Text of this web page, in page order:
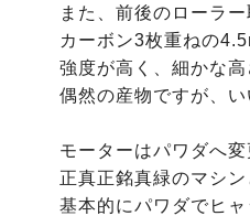
また、前後のローラ
カーボン3枚重ねの
強度が高く、細かな高
偶然の産物ですが、い
モーターはパワダへ変
正真正銘真緑のマシン
基本的にパワダでヒ